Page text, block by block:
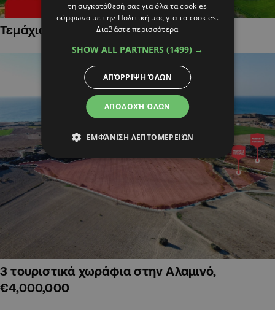
Τεμάχια Γης σε Οικιστικές Περιοχές
3 τουριστικά χωράφια στην Αλαμινό,
€4,000,000
τη συγκατάθεσή σας για όλα τα cookies
σύμφωνα με την Πολιτική μας για τα cookies.
Διαβάστε περισσότερα
SHOW ALL PARTNERS (1499) →
ΑΠΟΔΟΧΉ ΌΛΩΝ
ΑΠΌΡΡΙΨΗ ΌΛΩΝ
ΕΜΦΆΝΙΣΗ ΛΕΠΤΟΜΕΡΕΙΏΝ